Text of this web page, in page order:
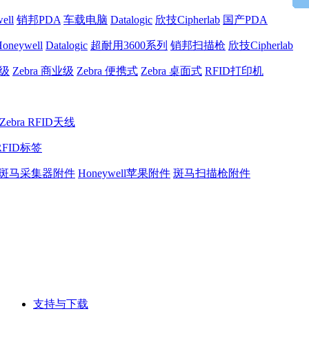
销邦PDA 车载电脑 Datalogic 欣技Cipherlab 国产PDA
Datalogic 超耐用3600系列 销邦扫描枪 欣技Cipherlab
Zebra 商业级 Zebra 便携式 Zebra 桌面式 RFID打印机
Zebra RFID天线
标签
马采集器附件 Honeywell苹果附件 斑马扫描枪附件
支持与下载